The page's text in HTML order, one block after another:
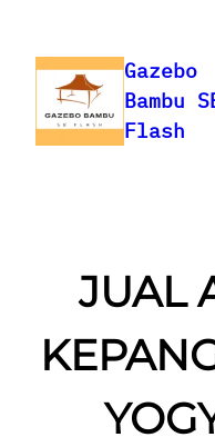
content
Gazebo
Bambu
Flash
JUAL